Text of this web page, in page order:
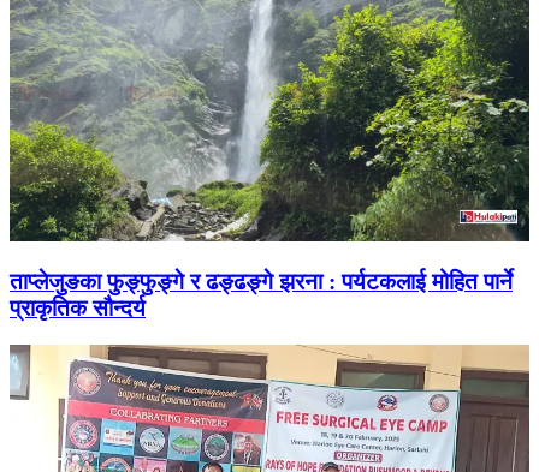
ताप्लेजुङका फुङ्फुङ्गे र ढङ्ढङ्गे झरना : पर्यटकलाई मोहित पार्ने
प्राकृतिक सौन्दर्य